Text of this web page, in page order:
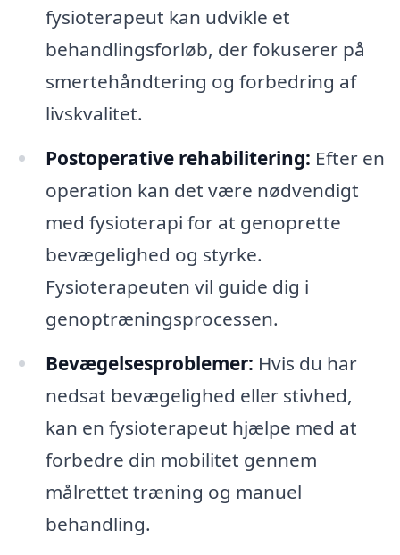
fysioterapeut kan udvikle et
behandlingsforløb, der fokuserer på
smertehåndtering og forbedring af
livskvalitet.
Postoperative rehabilitering: Efter en
operation kan det være nødvendigt
med fysioterapi for at genoprette
bevægelighed og styrke.
Fysioterapeuten vil guide dig i
genoptræningsprocessen.
Bevægelsesproblemer: Hvis du har
nedsat bevægelighed eller stivhed,
kan en fysioterapeut hjælpe med at
forbedre din mobilitet gennem
målrettet træning og manuel
behandling.